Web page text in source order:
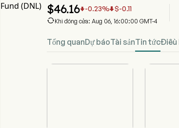
Fund (DNL) $46.16-0.23% $-0.11
Khi đóng cửa: Aug 06, 16:00:00 GMT-4
Tổng quanDự báoTài sảnTin tứcĐiều